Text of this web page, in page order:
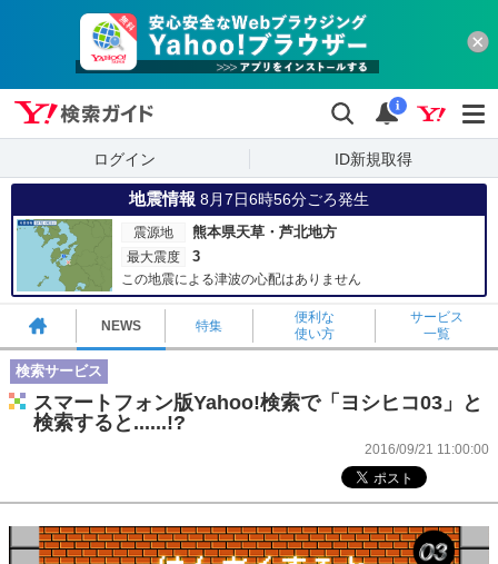
検索 通知
i
ログイン ID新規取得
地震情報 8月7日6時56分ごろ発生
震源地 熊本県天草・芦北地方
最大震度 3
この地震による津波の心配はありません
NEWS 特集
便利な
使い方
サービス
一覧
検索サービス
スマートフォン版Yahoo!検索で「ヨシヒコ03」と
検索すると......!?
2016/09/21 11:00:00